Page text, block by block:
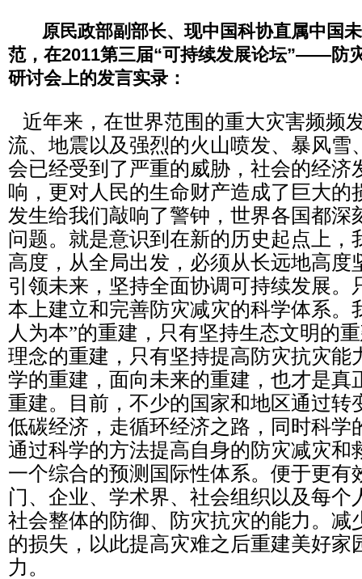
原民政部副部长、现中国科协直属中国
范，在2011第三届“可持续发展论坛”——防
研讨会上的发言实录：
近年来，在世界范围的重大灾害频频
流、地震以及强烈的火山喷发、暴风雪
会已经受到了严重的威胁，社会的经济
响，更对人民的生命财产造成了巨大的
发生给我们敲响了警钟，世界各国都深
问题。就是意识到在新的历史起点上，
高度，从全局出发，必须从长远地高度
引领未来，坚持全面协调可持续发展。
本上建立和完善防灾减灾的科学体系。
人为本”的重建，只有坚持生态文明的
理念的重建，只有坚持提高防灾抗灾能
学的重建，面向未来的重建，也才是真
重建。目前，不少的国家和地区通过转
低碳经济，走循环经济之路，同时科学
通过科学的方法提高自身的防灾减灾和
一个综合的预测国际性体系。便于更有
门、企业、学术界、社会组织以及每个
社会整体的防御、防灾抗灾的能力。减
的损失，以此提高灾难之后重建美好家
力。